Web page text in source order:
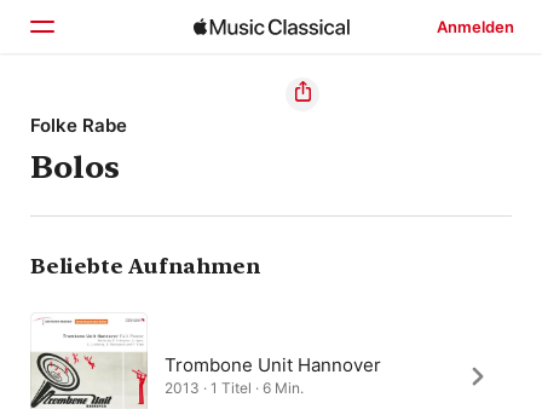
Anmelden
Startseite
Entdecken
Suchen
Folke Rabe
Bolos
Beliebte Aufnahmen
Trombone Unit Hannover
2013 · 1 Titel · 6 Min.